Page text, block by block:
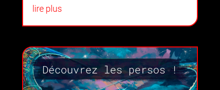
lire plus